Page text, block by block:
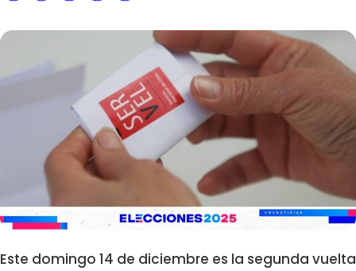
Este domingo 14 de diciembre es la segunda vuelta